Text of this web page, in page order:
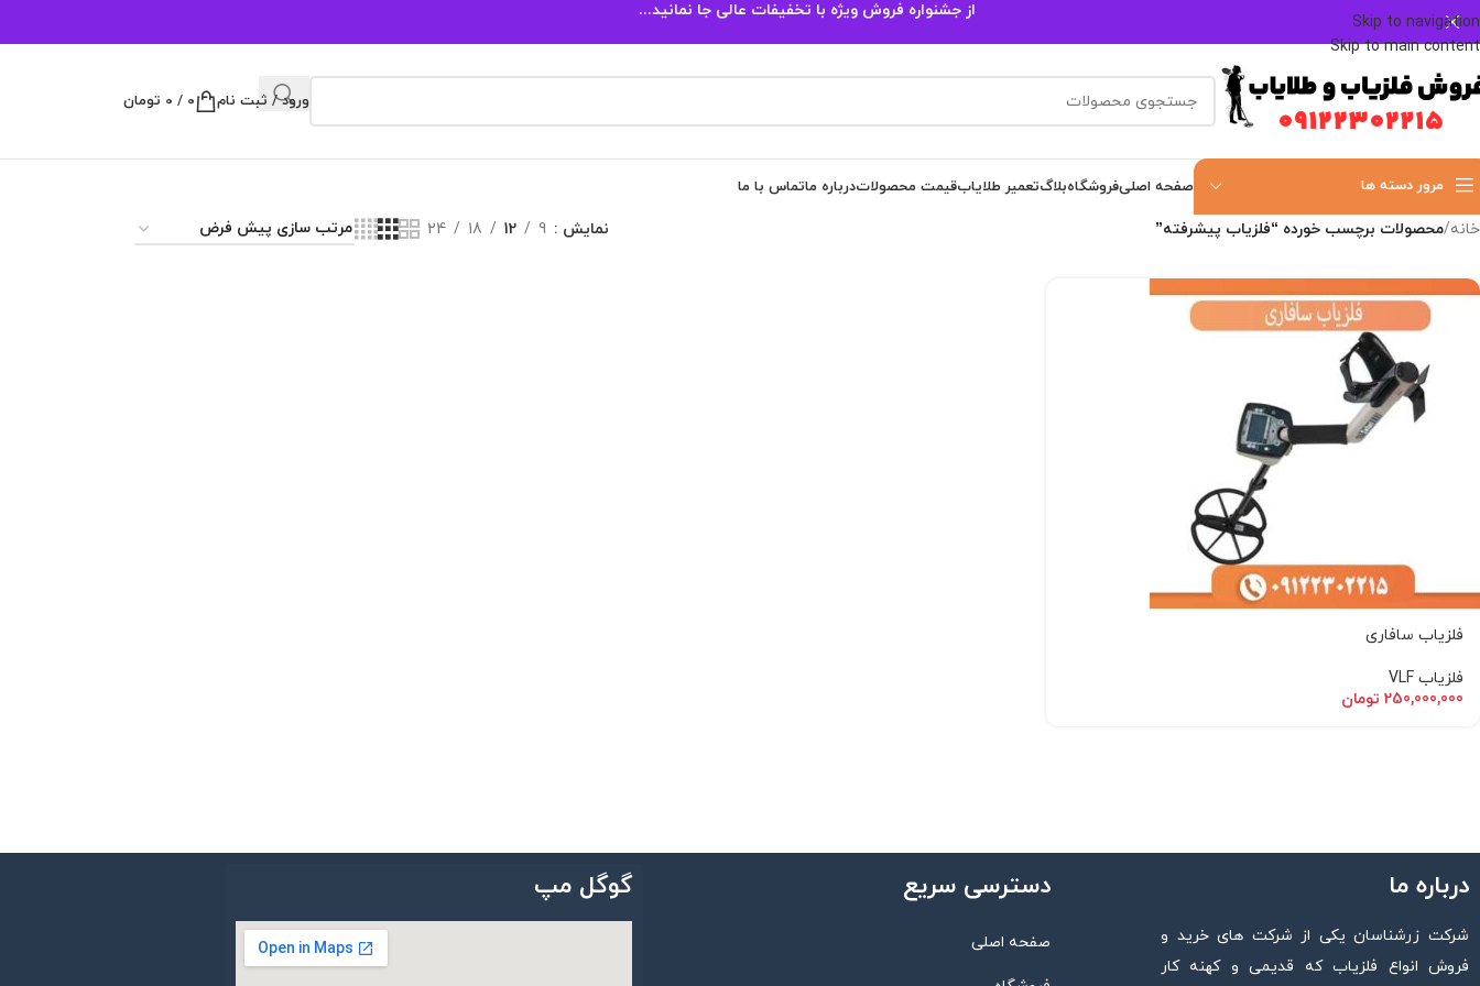
Skip to navigation
Skip to main content
از جشنواره فروش ویژه با تخفیفات عالی جا نمانید...
ورود / ثبت نام 0
/
0 تومان
مرور دسته ها صفحه اصلیفروشگاهبلاگتعمیر طلایابقیمت محصولاتدرباره ماتماس با ما
خانه/محصولات برچسب خورده “فلزیاب پیشرفته” نمایش 9
12
18
24
فلزیاب سافاری
فلزیاب VLF
250,000,000 تومان
درباره ما
شرکت زرشناسان یکی از شرکت های خرید و
فروش انواع فلزیاب که قدیمی و کهنه کار
دسترسی سریع
صفحه اصلی
گوگل مپ